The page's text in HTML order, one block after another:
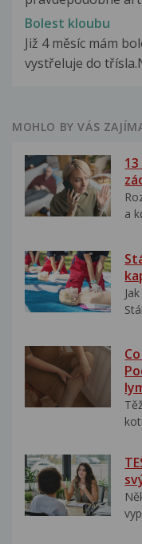
Bolest kloubu
Již 4 měsíc mám
vystřeluje do
MOHLO BY VÁS
a